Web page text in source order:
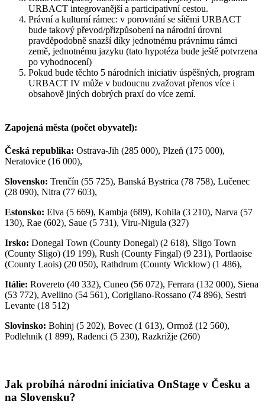
URBACT integrovanější a participativní cestou.
Právní a kulturní rámec: v porovnání se sítěmi URBACT
bude takový převod/přizpůsobení na národní úrovni
pravděpodobně snazší díky jednotnému právnímu rámci
země, jednotnému jazyku (tato hypotéza bude ještě potvrzena
po vyhodnocení)
Pokud bude těchto 5 národních iniciativ úspěšných, program
URBACT IV může v budoucnu zvažovat přenos více i
obsahově jiných dobrých praxí do více zemí.
Zapojená města (počet obyvatel):
Česká republika: Ostrava-Jih (285 000), Plzeň (175 000),
Neratovice (16 000),
Slovensko: Trenčín (55 725), Banská Bystrica (78 758), Lučenec
(28 090), Nitra (77 603),
Estonsko: Elva (5 669), Kambja (689), Kohila (3 210), Narva (57
130), Rae (602), Saue (5 731), Viru-Nigula (327)
Irsko: Donegal Town (County Donegal) (2 618), Sligo Town
(County Sligo) (19 199), Rush (County Fingal) (9 231), Portlaoise
(County Laois) (20 050), Rathdrum (County Wicklow) (1 486),
Itálie: Rovereto (40 332), Cuneo (56 072), Ferrara (132 000), Siena
(53 772), Avellino (54 561), Corigliano-Rossano (74 896), Sestri
Levante (18 512)
Slovinsko: Bohinj (5 202), Bovec (1 613), Ormož (12 560),
Podlehnik (1 899), Radenci (5 230), Razkrižje (260)
Jak probíhá národní iniciativa OnStage v Česku a
na Slovensku?